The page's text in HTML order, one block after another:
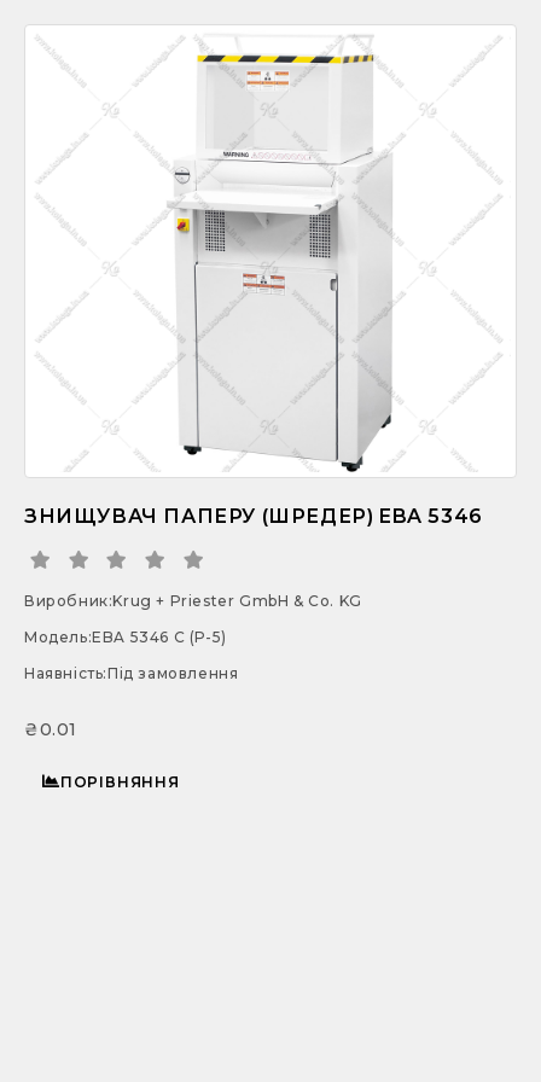
ЗНИЩУВАЧ ПАПЕРУ (ШРЕДЕР) EBA 5346
Виробник:Krug + Priester GmbH & Co. KG
Модель:EBA 5346 C (Р-5)
Наявність:Під замовлення
₴0.01
ПОРІВНЯННЯ